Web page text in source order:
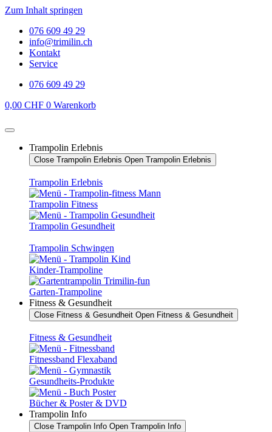
Zum Inhalt springen
076 609 49 29
info@trimilin.ch
Kontakt
Service
076 609 49 29
0,00 CHF 0 Warenkorb
Trampolin Erlebnis
Close Trampolin Erlebnis Open Trampolin Erlebnis
Trampolin Erlebnis
Trampolin Fitness
Trampolin Gesundheit
Trampolin Schwingen
Kinder-Trampoline
Garten-Trampoline
Fitness & Gesundheit
Close Fitness & Gesundheit Open Fitness & Gesundheit
Fitness & Gesundheit
Fitnessband Flexaband
Gesundheits-Produkte
Bücher & Poster & DVD
Trampolin Info
Close Trampolin Info Open Trampolin Info